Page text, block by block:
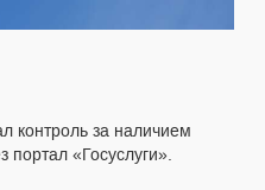
контроль за наличием
«Госуслуги».